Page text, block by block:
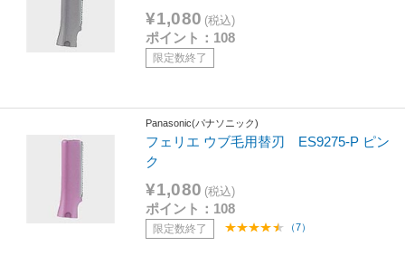
¥1,080 (税込)
ポイント：108
限定数終了
Panasonic(パナソニック)
フェリエ ウブ毛用替刃 ES9275-P ピン
ク
¥1,080 (税込)
ポイント：108
限定数終了 （7）